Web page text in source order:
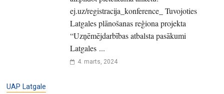
ej.uz/registracija_konference_ Tuvojoties
Latgales plānošanas reģiona projekta
“Uzņēmējdarbības atbalsta pasākumi
Latgales ...
4. marts, 2024
UAP Latgale